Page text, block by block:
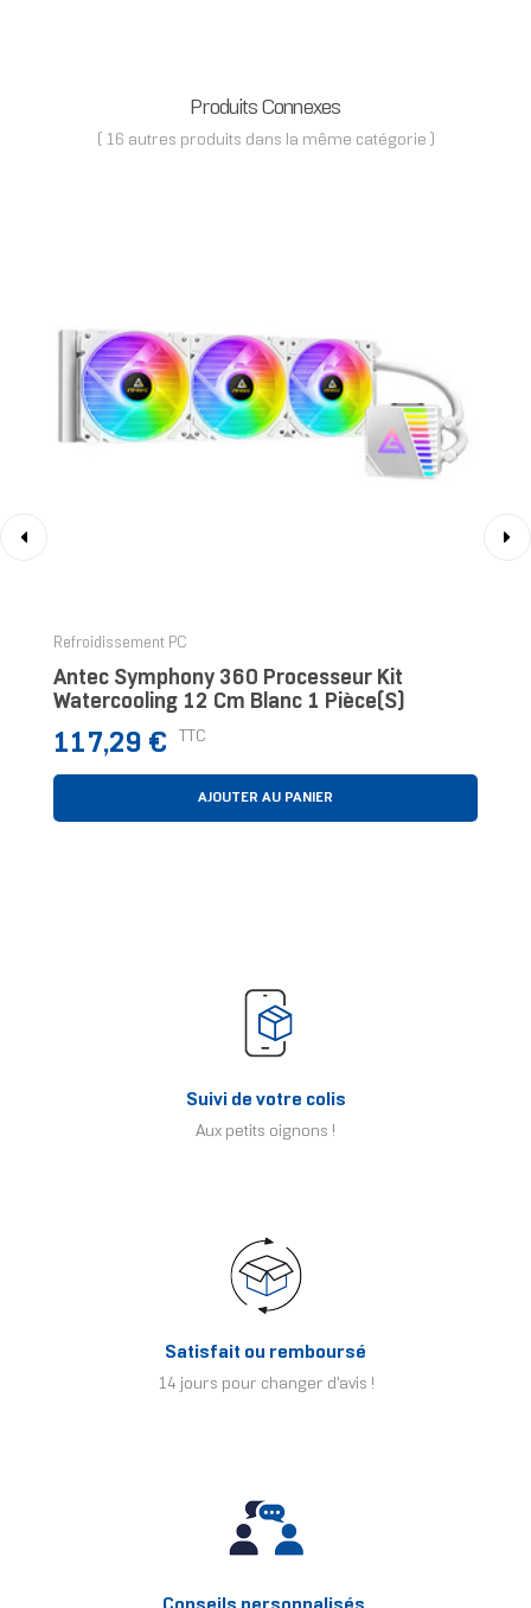
Produits Connexes
( 16 autres produits dans la même catégorie )
Refroidissement PC
Antec Symphony 360 Processeur Kit
Watercooling 12 Cm Blanc 1 Pièce(s)
Prix
117,29 € TTC
AJOUTER AU PANIER
Suivi de votre colis
Aux petits oignons !
Satisfait ou remboursé
14 jours pour changer d'avis !